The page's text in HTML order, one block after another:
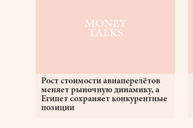
Рост стоимости авиаперелётов
меняет рыночную динамику, а
Египет сохраняет конкурентные
позиции